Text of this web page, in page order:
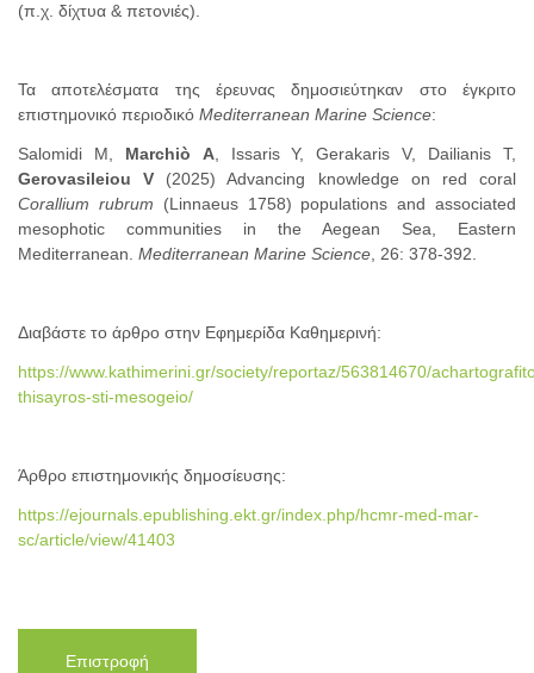
(π.χ. δίχτυα & πετονιές).
Τα αποτελέσματα της έρευνας δημοσιεύτηκαν στο έγκριτο
επιστημονικό περιοδικό Mediterranean Marine Science:
Salomidi Μ, Marchiò Α, Issaris Υ, Gerakaris V, Dailianis T,
Gerovasileiou V (2025) Advancing knowledge on red coral
Corallium rubrum (Linnaeus 1758) populations and associated
mesophotic communities in the Aegean Sea, Eastern
Mediterranean. Mediterranean Marine Science , 26: 378-392.
Διαβάστε το άρθρο στην Εφημερίδα Καθημερινή:
https://www.kathimerini.gr/society/reportaz/563814670/
thisayros-sti-mesogeio/
Άρθρο επιστημονικής δημοσίευσης:
https://ejournals.epublishing.ekt.gr/index.php/hcmr-med-mar-
sc/article/view/41403
Επιστροφή